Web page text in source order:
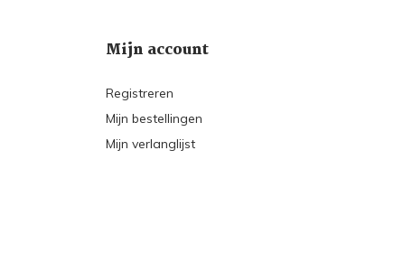
Mijn account
Registreren
Mijn bestellingen
Mijn verlanglijst